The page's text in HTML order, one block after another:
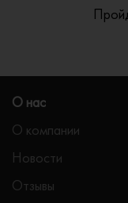
О нас
О компании
Новости
Отзывы